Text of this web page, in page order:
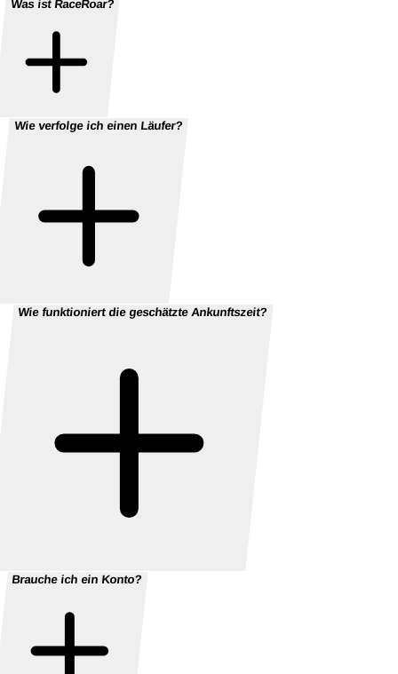
Was ist RaceRoar?
Wie verfolge ich einen Läufer?
Wie funktioniert die geschätzte Ankunftszeit?
Brauche ich ein Konto?